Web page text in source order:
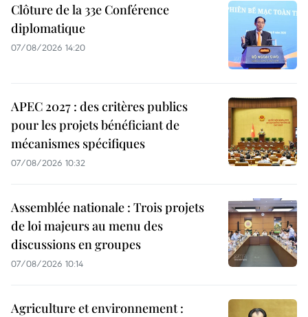
Clôture de la 33e Conférence
diplomatique
07/08/2026 14:20
APEC 2027 : des critères publics
pour les projets bénéficiant de
mécanismes spécifiques
07/08/2026 10:32
Assemblée nationale : Trois projets
de loi majeurs au menu des
discussions en groupes
07/08/2026 10:14
Agriculture et environnement :